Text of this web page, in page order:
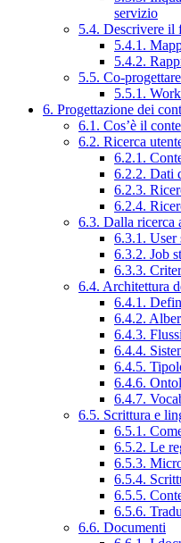
servizio
5.4. Descrivere il
5.4.1.
5.4.2.
5.5. Co-
5.5.1.
6. Progettazione dei
6.1. Cos’è il
6.2. Ricerca
6.2.1.
6.2.2. Dati
6.2.3.
6.2.4.
6.3. Dalla ricerca
6.3.1. User
6.3.2. Job
6.3.3.
6.4. Architettura
6.4.1.
6.4.2.
6.4.3.
6.4.4.
6.4.5.
6.4.6.
6.4.7.
6.5. Scrittura e
6.5.1.
6.5.2. Le
6.5.3.
6.5.4.
6.5.5.
6.5.6.
6.6. Documenti